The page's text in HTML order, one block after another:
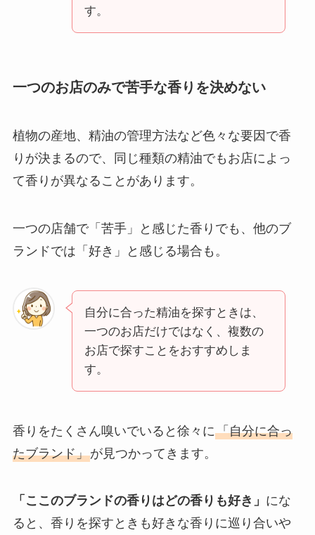
す。
一つのお店のみで苦手な香りを決めない
植物の産地、精油の管理方法など色々な要因で香
りが決まるので、同じ種類の精油でもお店によっ
て香りが異なることがあります。
一つの店舗で「苦手」と感じた香りでも、他のブ
ランドでは「好き」と感じる場合も。
自分に合った精油を探すときは、
一つのお店だけではなく、複数の
お店で探すことをおすすめしま
す。
香りをたくさん嗅いでいると徐々に「自分に合っ
たブランド」が見つかってきます。
「ここのブランドの香りはどの香りも好き」 にな
ると、香りを探すときも好きな香りに巡り合いや